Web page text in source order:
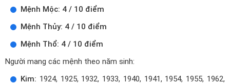
Mệnh Mộc: 4 / 10 điểm
Mệnh Thủy: 4 / 10 điểm
Mệnh Thổ: 4 / 10 điểm
Người mang các mệnh theo năm sinh:
Kim: 1924, 1925, 1932, 1933, 1940, 1941, 1954, 1955, 1962,